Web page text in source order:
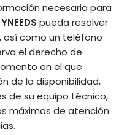
necesaria para
YNEEDS pueda resolver
así como un teléfono
el derecho de
en el que
de la disponibilidad,
de su equipo técnico,
máximos de atención